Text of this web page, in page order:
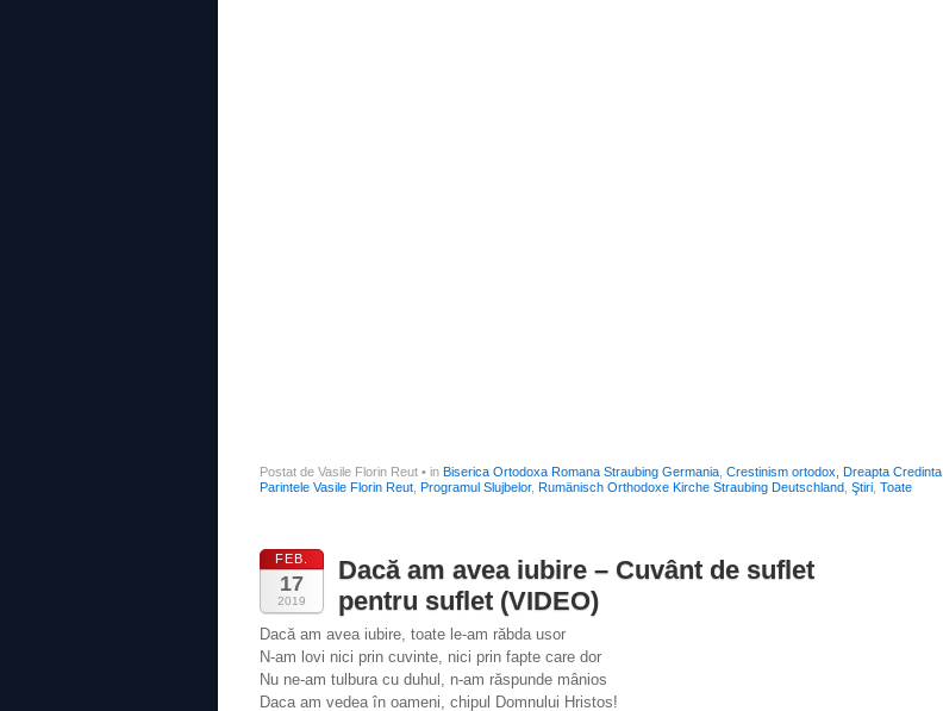
Postat de Vasile Florin Reut • in Biserica Ortodoxa Romana Straubing Germania Crestinism ortodox, Dreapta Credinta
Parintele Vasile Florin Reut
Programul Slujbelor, Rumänisch Orthodoxe Kirche Straubing Deutschland Ştiri Toate
FEB.
17
2019
Dacă am avea iubire – Cuvânt de suflet
pentru suflet (VIDEO)
Dacă am avea iubire, toate le-am răbda usor
N-am lovi nici prin cuvinte, nici prin fapte care dor
Nu ne-am tulbura cu duhul, n-am răspunde mânios
Daca am vedea în oameni, chipul Domnului Hristos!